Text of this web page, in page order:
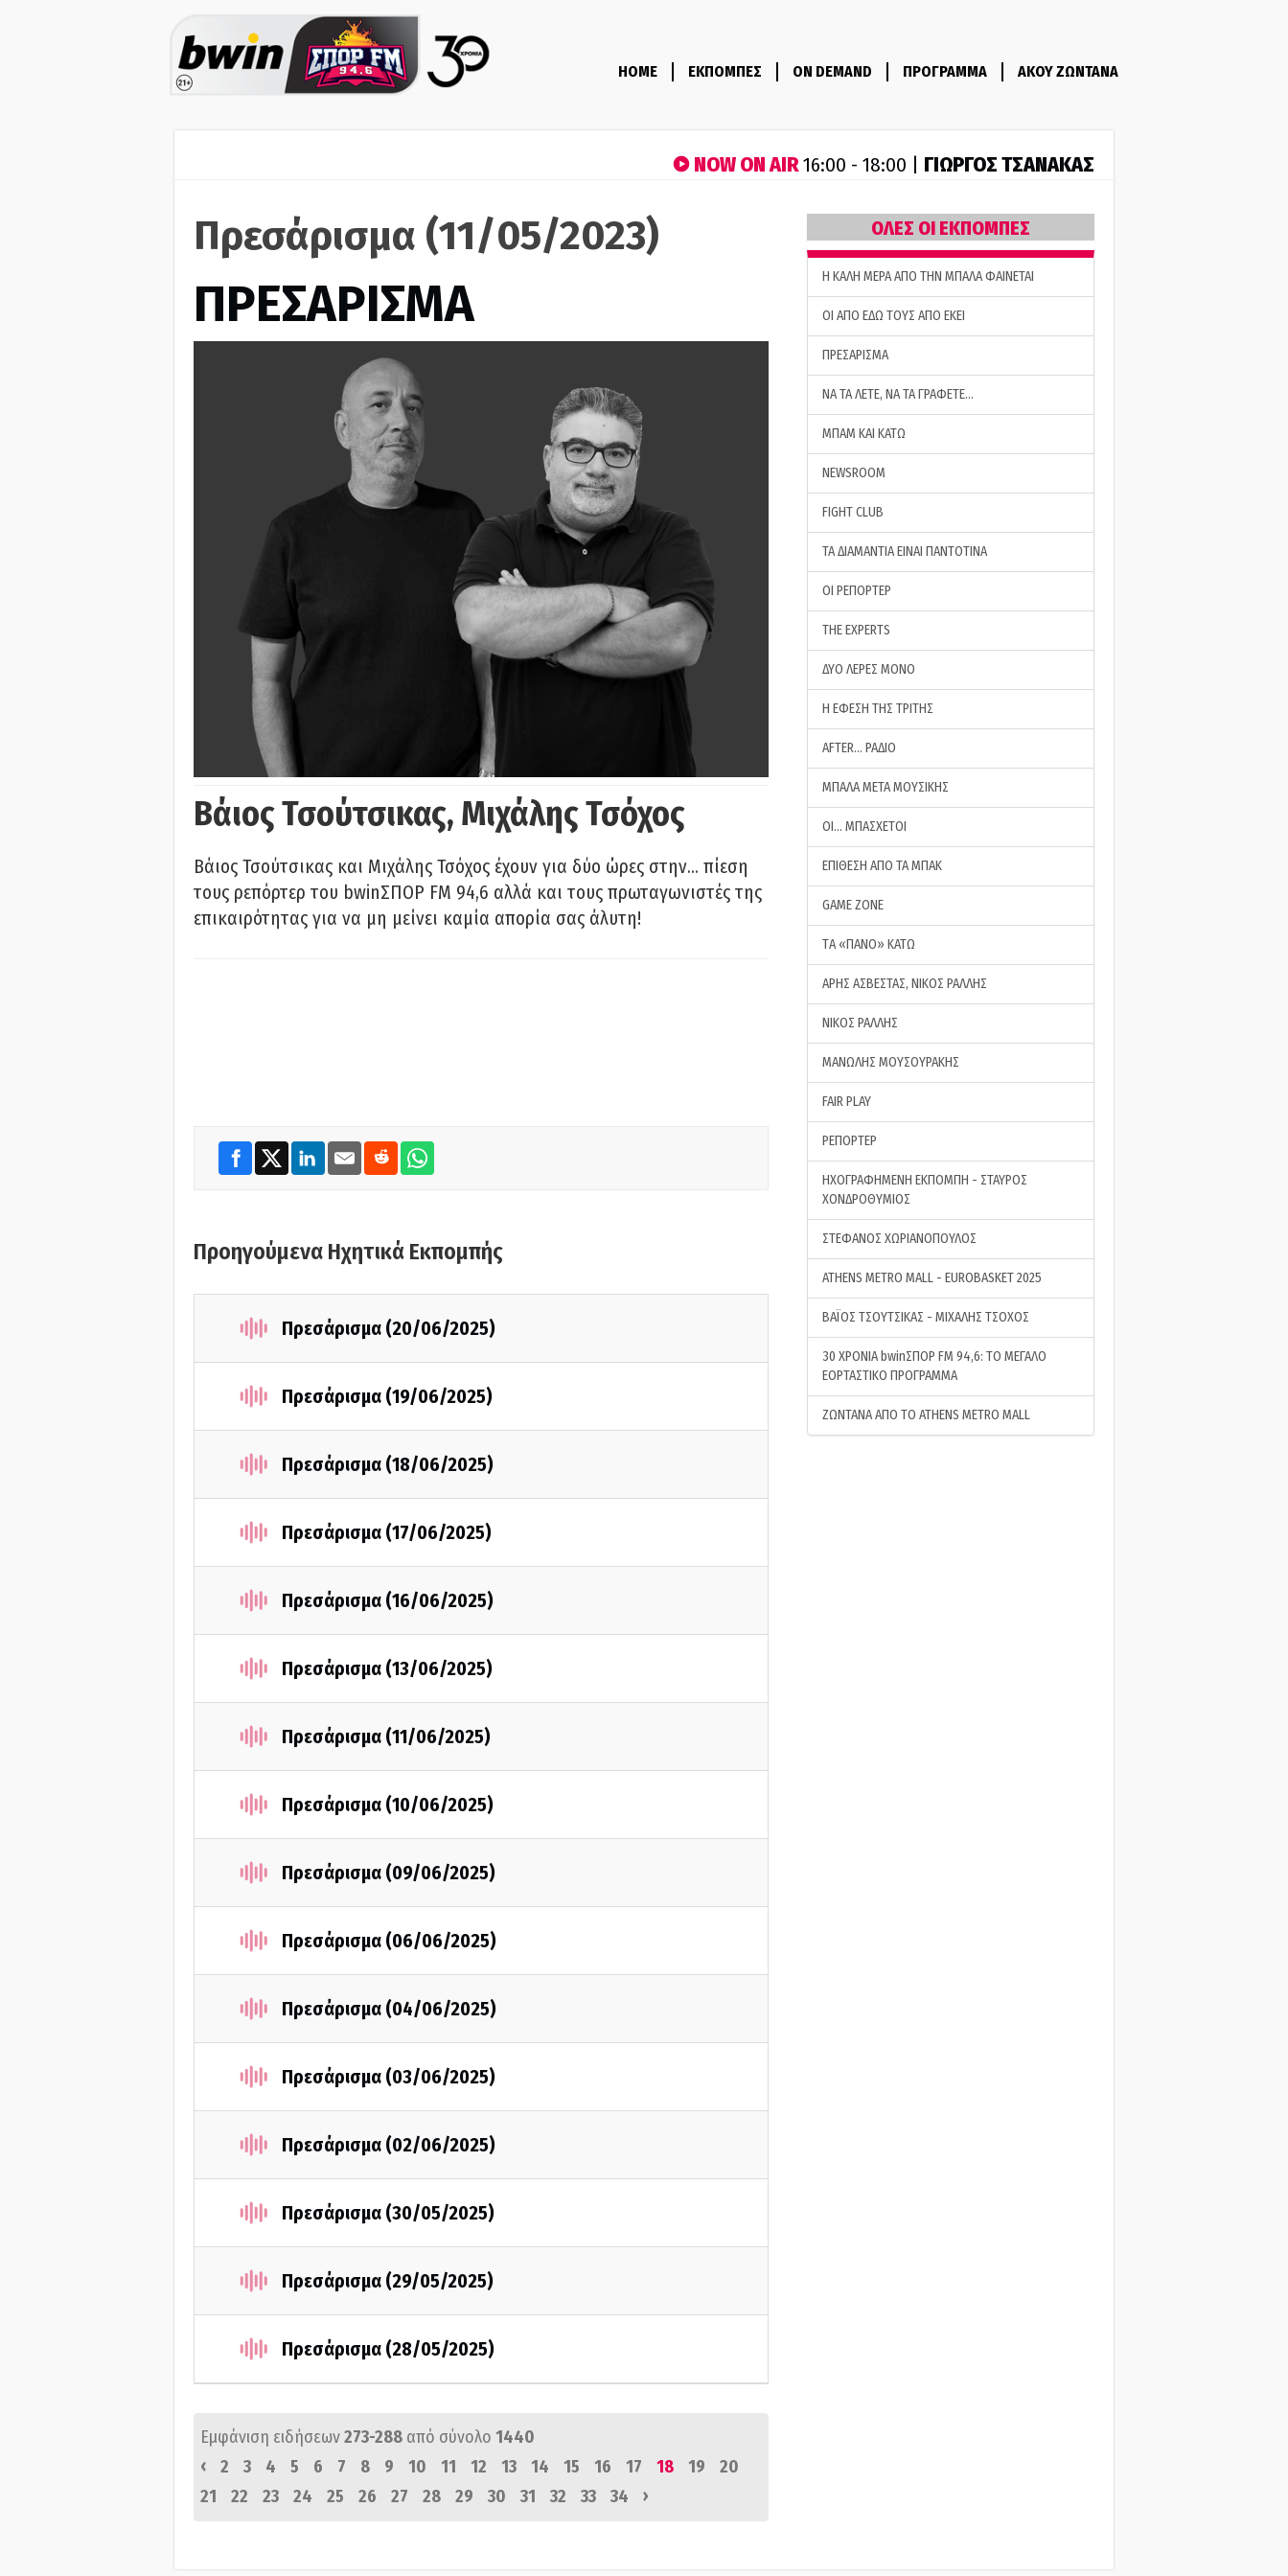
HOME ΕΚΠΟΜΠΕΣ ON DEMAND ΠΡΟΓΡΑΜΜΑ ΑΚΟΥ ΖΩΝΤΑΝΑ
NOW ON AIR16:00 - 18:00 | ΓΙΩΡΓΟΣ ΤΣΑΝΑΚΑΣ
Πρεσάρισμα (11/05/2023)
ΠΡΕΣΑΡΙΣΜΑ
Βάιος Τσούτσικας, Μιχάλης Τσόχος
Βάιος Τσούτσικας και Μιχάλης Τσόχος έχουν για δύο ώρες στην… πίεση
τους ρεπόρτερ του bwinΣΠΟΡ FM 94,6 αλλά και τους πρωταγωνιστές της
επικαιρότητας για να μη μείνει καμία απορία σας άλυτη!
Προηγούμενα Ηχητικά Εκπομπής
Πρεσάρισμα (20/06/2025)
Πρεσάρισμα (19/06/2025)
Πρεσάρισμα (18/06/2025)
Πρεσάρισμα (17/06/2025)
Πρεσάρισμα (16/06/2025)
Πρεσάρισμα (13/06/2025)
Πρεσάρισμα (11/06/2025)
Πρεσάρισμα (10/06/2025)
Πρεσάρισμα (09/06/2025)
Πρεσάρισμα (06/06/2025)
Πρεσάρισμα (04/06/2025)
Πρεσάρισμα (03/06/2025)
Πρεσάρισμα (02/06/2025)
Πρεσάρισμα (30/05/2025)
Πρεσάρισμα (29/05/2025)
Πρεσάρισμα (28/05/2025)
Εμφάνιση ειδήσεων273-288 από σύνολο 1440
‹
2 3 4 5 6 7 8 9 10 11 12 13 14 15 16 17 18 19
20
21
22 23 24 25 26 27 28 29 30 31 32 33 34 ›
ΟΛΕΣ ΟΙ ΕΚΠΟΜΠΕΣ
H ΚΑΛΗ ΜΕΡΑ ΑΠΟ ΤΗΝ ΜΠΑΛΑ ΦΑΙΝΕΤΑΙ
ΟΙ ΑΠΟ ΕΔΩ ΤΟΥΣ ΑΠΟ ΕΚΕΙ
ΠΡΕΣΑΡΙΣΜΑ
ΝΑ ΤΑ ΛΕΤΕ, ΝΑ ΤΑ ΓΡΑΦΕΤΕ…
ΜΠΑΜ ΚΑΙ ΚΑΤΩ
NEWSROOM
FIGHT CLUB
ΤΑ ΔΙΑΜΑΝΤΙΑ ΕΙΝΑΙ ΠΑΝΤΟΤΙΝΑ
ΟΙ ΡΕΠΟΡΤΕΡ
THE EXPERTS
ΔΥΟ ΛΕΡΕΣ ΜΟΝΟ
Η ΕΦΕΣΗ ΤΗΣ ΤΡΙΤΗΣ
AFTER… ΡΑΔΙΟ
ΜΠΑΛΑ ΜΕΤΑ ΜΟΥΣΙΚΗΣ
ΟΙ… ΜΠΑΣΧΕΤΟΙ
ΕΠΙΘΕΣΗ ΑΠΟ ΤΑ ΜΠΑΚ
GAME ZONE
ΤA «ΠΑΝΟ» ΚΑΤΩ
ΑΡΗΣ ΑΣΒΕΣΤΑΣ, ΝΙΚΟΣ ΡΑΛΛΗΣ
ΝΙΚΟΣ ΡΑΛΛΗΣ
ΜΑΝΩΛΗΣ ΜΟΥΣΟΥΡΑΚΗΣ
FAIR PLAY
ΡΕΠΟΡΤΕΡ
ΗΧΟΓΡΑΦΗΜΕΝΗ ΕΚΠΟΜΠΗ - ΣΤΑΥΡΟΣ
ΧΟΝΔΡΟΘΥΜΙΟΣ
ΣΤΕΦΑΝΟΣ ΧΩΡΙΑΝΟΠΟΥΛΟΣ
ATHENS METRO MALL - EUROBASKET 2025
ΒΑΪΟΣ ΤΣΟΥΤΣΙΚΑΣ - ΜΙΧΑΛΗΣ ΤΣΟΧΟΣ
30 ΧΡΟΝΙΑ bwinΣΠΟΡ FM 94,6: ΤΟ ΜΕΓΑΛΟ
ΕΟΡΤΑΣΤΙΚΟ ΠΡΟΓΡΑΜΜΑ
ΖΩΝΤΑΝΑ ΑΠΟ ΤΟ ATHENS METRO MALL